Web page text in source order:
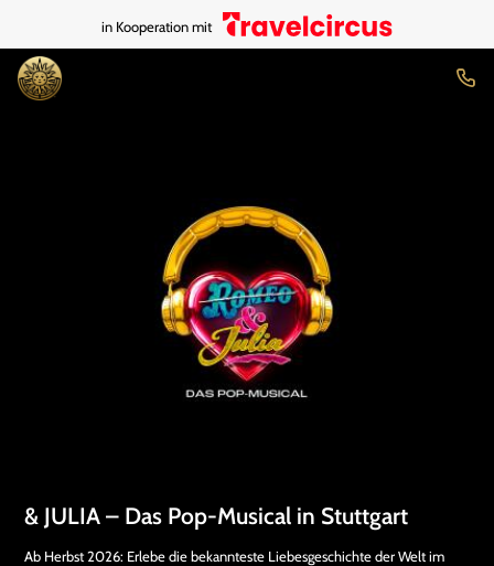
in Kooperation mit
& JULIA – Das Pop-Musical in Stuttgart
Ab Herbst 2026: Erlebe die bekannteste Liebesgeschichte der Welt im